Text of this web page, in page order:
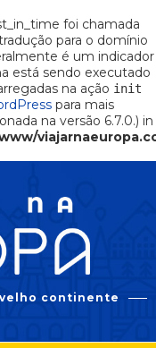
foi chamada
para o domínio
é um indicador
está sendo executado
na ação init
para mais
na versão 6.7.0.) in
continente